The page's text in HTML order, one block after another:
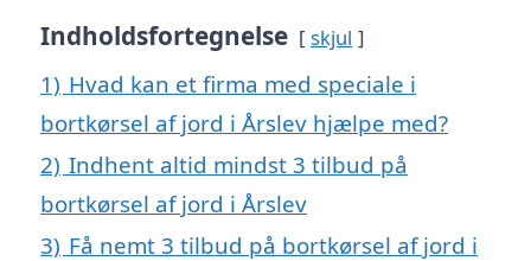
Indholdsfortegnelse skjul
1) Hvad kan et firma med speciale i
bortkørsel af jord i Årslev hjælpe med?
2) Indhent altid mindst 3 tilbud på
bortkørsel af jord i Årslev
3) Få nemt 3 tilbud på bortkørsel af jord i